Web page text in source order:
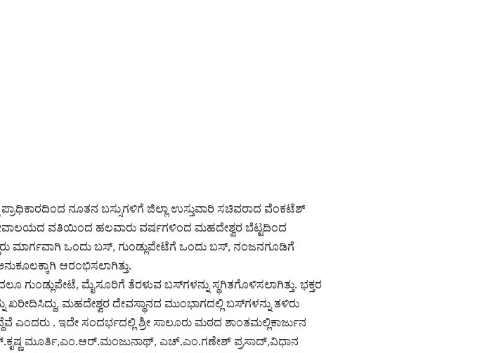
ಪ್ರಾಧಿಕಾರದಿಂದ ನೂತನ ಬಸ್ಸುಗಳಿಗೆ ಜಿಲ್ಲಾ ಉಸ್ತುವಾರಿ ಸಚಿವರಾದ ವೆಂಕಟೆಶ್
ವತಿಯಿಂದ ಹಲವಾರು ವರ್ಷಗಳಿಂದ ಮಹದೇಶ್ವರ ಬೆಟ್ಟದಿಂದ
ಮಾರ್ಗವಾಗಿ ಒಂದು ಬಸ್‌, ಗುಂಡ್ಲುಪೇಟೆಗೆ ಒಂದು ಬಸ್, ನಂಜನಗೂಡಿಗೆ
ಆರಂಭಿಸಲಾಗಿತ್ತು.
ಗುಂಡ್ಲುಪೇಟೆ, ಮೈಸೂರಿಗೆ ತೆರಳುವ ಬಸ್‌ಗಳನ್ನು ಸ್ಥಗಿತಗೊಳಿಸಲಾಗಿತ್ತು. ಭಕ್ತರ
ಮಹದೇಶ್ವರ ದೇವಸ್ಥಾನದ ಮುಂಭಾಗದಲ್ಲಿ ಬಸ್‌ಗಳನ್ನು ತಳಿರು
. ಇದೇ ಸಂದರ್ಭದಲ್ಲಿ ಶ್ರೀ ಸಾಲೂರು ಮಠದ ಶಾಂತಮಲ್ಲಿಕಾರ್ಜುನ
ಮೂರ್ತಿ,ಎಂ.ಆರ್.ಮಂಜುನಾಥ್, ಎಚ್.ಎಂ.ಗಣೇಶ್ ಪ್ರಸಾದ್,ವಿಧಾನ